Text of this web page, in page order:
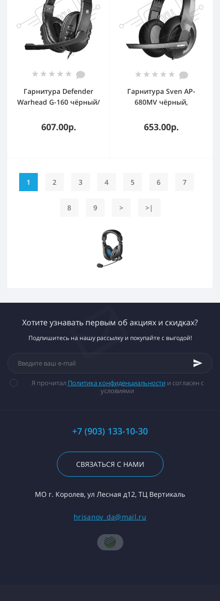
Гарнитура Defender
Warhead G-160 чёрный/
607.00р.
Гарнитура Sven AP-
680MV чёрный,
653.00р.
1 2 3 4 5 6 7
8 9 > >|
Хотите узнавать первым об акциях и скидках?
Подпишитесь на нашу рассылку и покупайте с выгодой!
Я прочитал Политика конфиденциальности и согласен с
условиями
+7 (903) 133-10-30
СВЯЗАТЬСЯ С НАМИ
МО г. Королев, ул Лесная д12, ТЦ Вертикаль
hrisanov_da@mail.ru